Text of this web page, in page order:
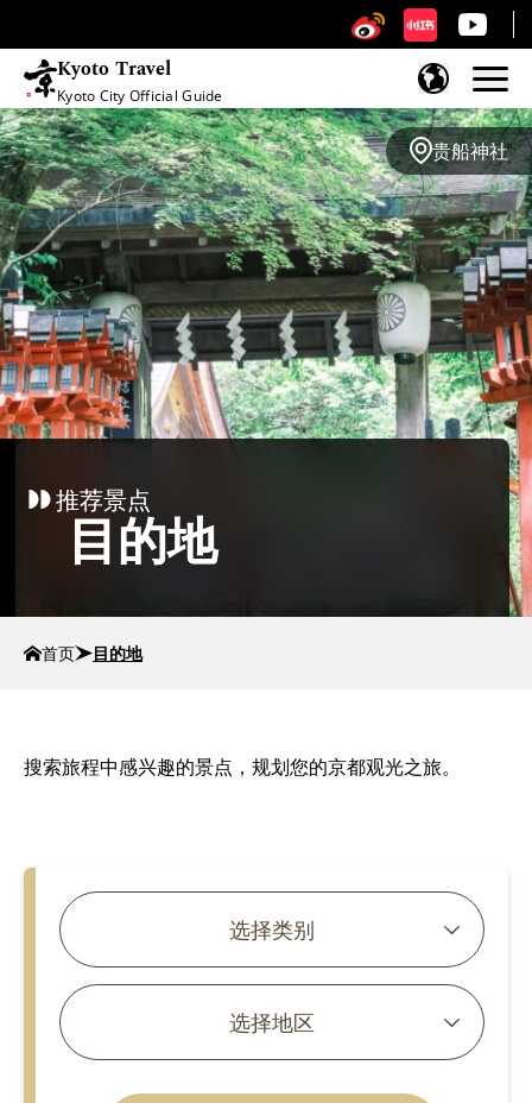
Kyoto Travel
Kyoto City Official Guide
跳至内容
推荐景点
目的地
贵船神社
首页 目的地
搜索旅程中感兴趣的景点，规划您的京都观光之旅。
搜索文章 选择类别
选择地区